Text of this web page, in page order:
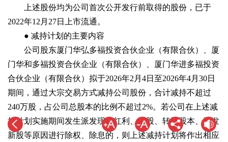
上述股份均为公司首次公开发行前取得的股份，已于
2022年12月27日上市流通。
● 减持计划的主要内容
公司股东厦门华弘多福投资合伙企业（有限合伙）、厦
门华和多福投资合伙企业（有限合伙）、厦门华进多福投资
合伙企业（有限合伙）拟于2026年2月4日至2026年4月30日
期间，通过大宗交易方式减持公司股份，合计减持不超过
240万股，占公司总股本的比例不超过2%。若公司在上述减
持计划实施期间发生派发现金红利、送股、转增股本、增发
新股等原因进行除权、除息的，则上述减持计划将作出相应